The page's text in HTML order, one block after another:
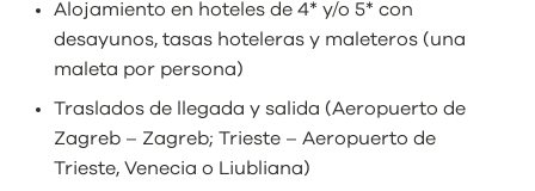
Alojamiento en hoteles de 4* y/o 5* con
desayunos, tasas hoteleras y maleteros (una
maleta por persona)
Traslados de llegada y salida (Aeropuerto de
Zagreb – Zagreb; Trieste – Aeropuerto de
Trieste, Venecia o Liubliana)